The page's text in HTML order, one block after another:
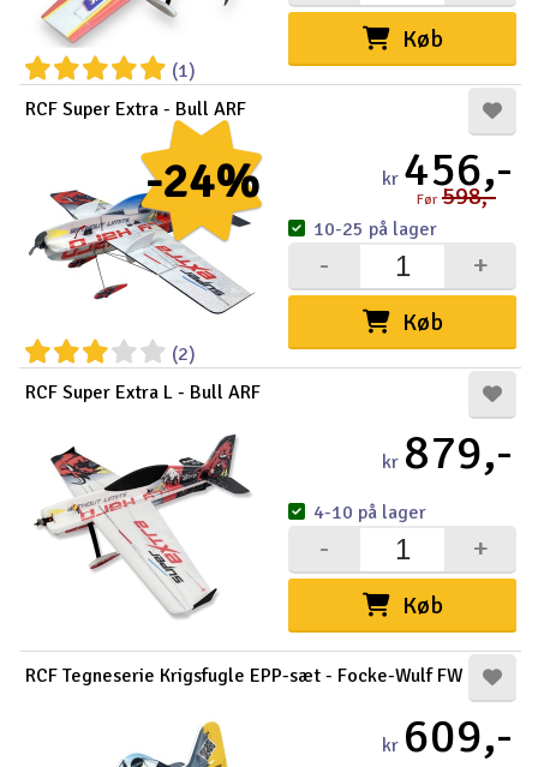
(1)
Køb
-24%
RCF Super Extra - Bull ARF
(2)
kr 456,-
Før 598,-
Køb
+
-
10-25 på lager
RCF Super Extra L - Bull ARF
kr 879,-
Køb
+
-
4-10 på lager
RCF Tegneserie Krigsfugle EPP-sæt - Focke-Wulf FW
kr 609,-